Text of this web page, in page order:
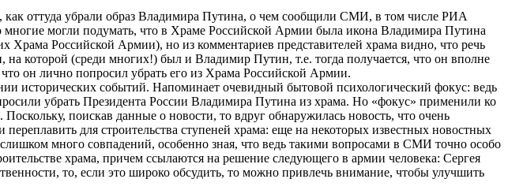
оттуда убрали образ Владимира Путина, о чем сообщили СМИ, в том числе РИА
могли подумать, что в Храме Российской Армии была икона Владимира Путина
Храма Российской Армии), но из комментариев представителей храма видно, что речь
которой (среди многих!) был и Владимир Путин, т.е. тогда получается, что он вполне
он лично попросил убрать его из Храма Российской Армии.
исторических событий. Напоминает очевидный бытовой психологический фокус: ведь
убрать Президента России Владимира Путина из храма. Но «фокус» применили ко
поискав данные о новости, то вдруг обнаружилась новость, что очень
для строительства ступеней храма: еще на некоторых известных новостных
много совпадений, особенно зная, что ведь такими вопросами в СМИ точно особо
храма, причем ссылаются на решение следующего в армии человека: Сергея
то, если это широко обсудить, то можно привлечь внимание, чтобы улучшить